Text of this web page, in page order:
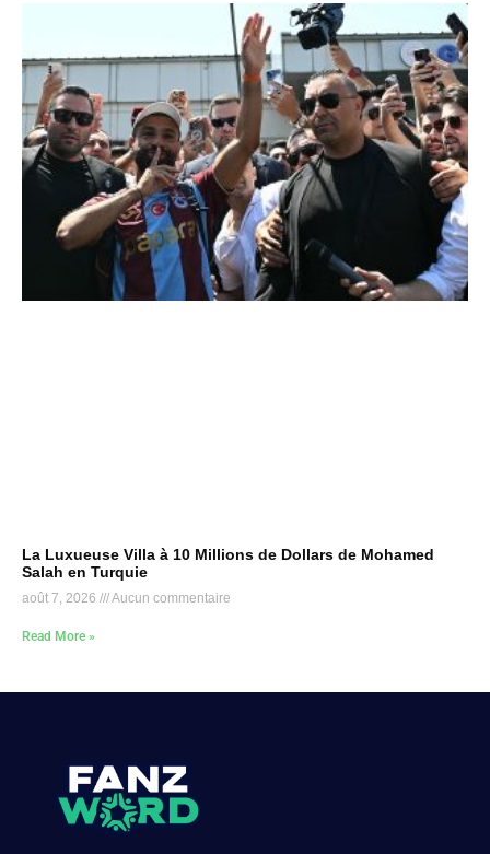
La Luxueuse Villa à 10 Millions de Dollars de Mohamed
Salah en Turquie
août 7, 2026 Aucun commentaire
Read More »